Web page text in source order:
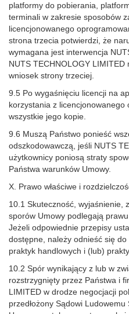
platformy do pobierania,
terminali w zakresie sposobów
licencjonowanego
strona trzecia potwierdzi, że
wymagana jest interwencja
NUTS TECHNOLOGY
wniosek strony trzeciej.
9.5 Po wygaśnięciu licencji na
korzystania z
wszystkie jego kopie.
9.6 Muszą Państwo ponieść
odszkodowawczą, jeśli NUTS
użytkownicy poniosą straty
Państwa warunków Umowy.
X. Prawo właściwe i
10.1 Skuteczność, wyjaśnienie,
sporów Umowy podlegają
Jeżeli odpowiednie przepisy
dostępne, należy odnieść się
praktyk handlowych i (lub)
10.2 Spór wynikający z lub w
rozstrzygnięty przez Państwa i
LIMITED w drodze negocjacji
przedłożony Sądowi